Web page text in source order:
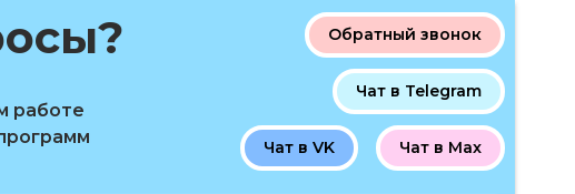
работе
Обратный звонок
Чат в Telegram
Чат в Max
Чат в VK